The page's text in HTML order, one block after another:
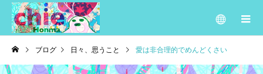
ブログ 日々、思うこと 愛は非合理的でめんどくさい